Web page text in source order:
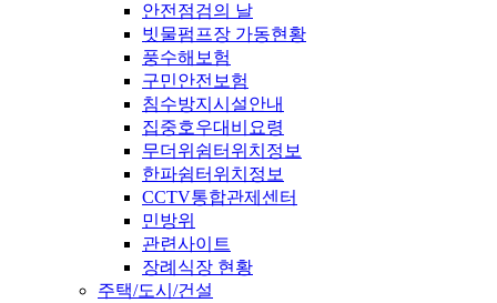
안전점검의 날
빗물펌프장 가동현황
풍수해보험
구민안전보험
침수방지시설안내
집중호우대비요령
무더위쉼터위치정보
한파쉼터위치정보
CCTV통합관제센터
민방위
관련사이트
장례식장 현황
주택/도시/건설